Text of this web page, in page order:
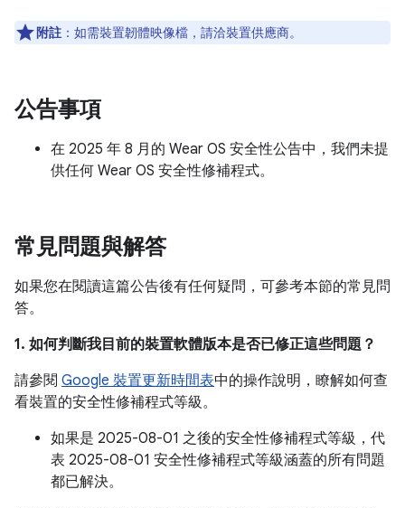
附註 ：如需裝置韌體映像檔，請洽裝置供應商。
公告事項
在 2025 年 8 月的 Wear OS 安全性公告中，我們未提
供任何 Wear OS 安全性修補程式。
常見問題與解答
如果您在閱讀這篇公告後有任何疑問，可參考本節的常見問
答。
1. 如何判斷我目前的裝置軟體版本是否已修正這些問題？
請參閱 Google 裝置更新時間表中的操作說明，瞭解如何查
看裝置的安全性修補程式等級。
如果是 2025-08-01 之後的安全性修補程式等級，代
表 2025-08-01 安全性修補程式等級涵蓋的所有問題
都已解決。